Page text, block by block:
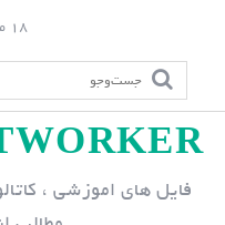
p
18 مرداد, 1405
فایل های اموزشی ،